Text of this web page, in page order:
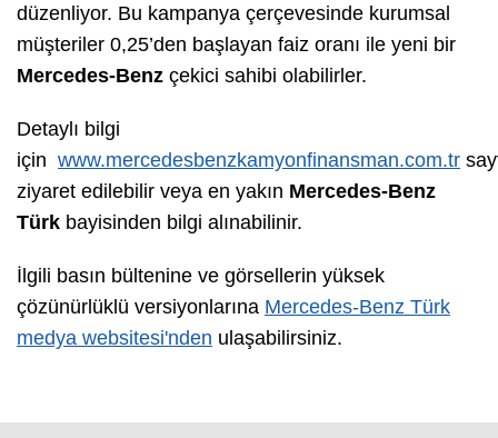
düzenliyor. Bu kampanya çerçevesinde kurumsal
müşteriler 0,25’den başlayan faiz oranı ile yeni bir
Mercedes-Benz çekici sahibi olabilirler.
Detaylı bilgi
için www.mercedesbenzkamyonfinansman.com.tr
ziyaret edilebilir veya en yakın Mercedes-Benz
Türk bayisinden bilgi alınabilinir.
İlgili basın bültenine ve görsellerin yüksek
çözünürlüklü versiyonlarına Mercedes-Benz Türk
medya websitesi'nden ulaşabilirsiniz.